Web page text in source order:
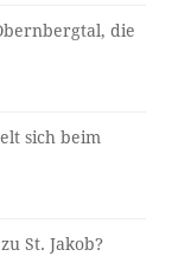
die
sich beim
St. Jakob?